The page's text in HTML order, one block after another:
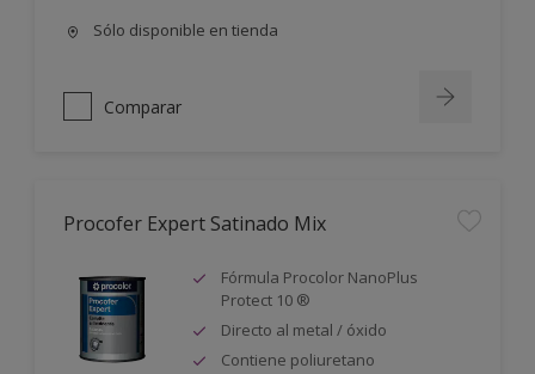
Sólo disponible en tienda
Comparar
Procofer Expert Satinado Mix
Fórmula Procolor NanoPlus
Protect 10 ®
Directo al metal / óxido
Contiene poliuretano